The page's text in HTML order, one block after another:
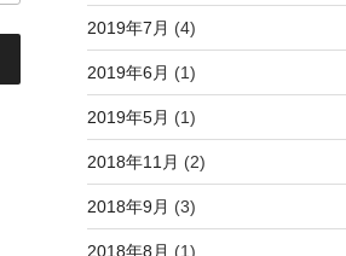
2019年7月 (4)
2019年6月 (1)
2019年5月 (1)
2018年11月 (2)
2018年9月 (3)
2018年8月 (1)